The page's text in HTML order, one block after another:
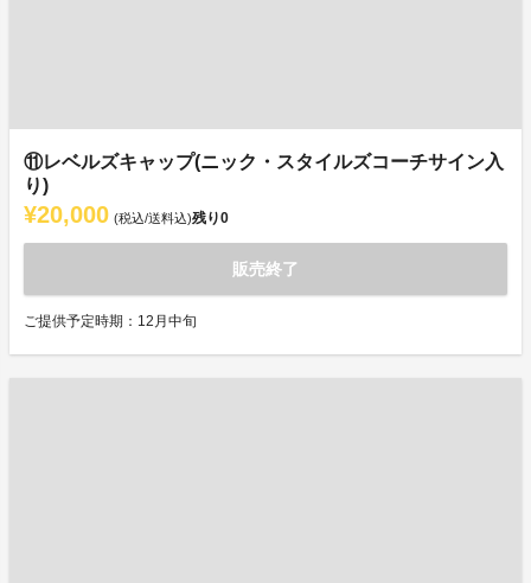
⑪レベルズキャップ(ニック・スタイルズコーチサイン入
り)
¥20,000 (税込/送料込)残り0
販売終了
ご提供予定時期：12月中旬